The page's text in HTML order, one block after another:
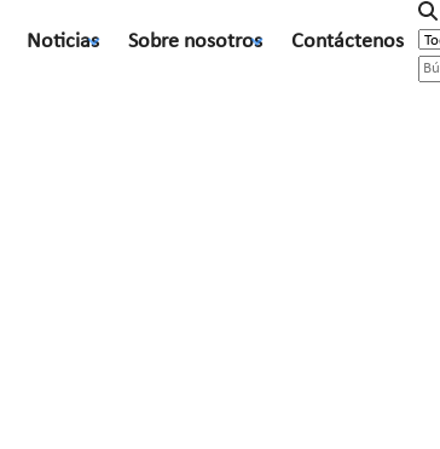
Noticias Sobre nosotros Contáctenos